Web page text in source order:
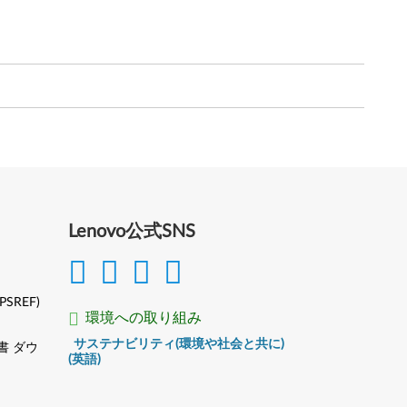
Lenovo公式SNS
環境への取り組み
サステナビリティ(環境や社会と共に)
(英語)
ダウ